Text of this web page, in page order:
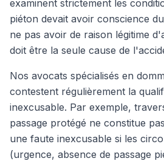
examinent strictement les
piéton devait avoir conscience
ne pas avoir de raison légitime
doit être la seule cause de
Nos avocats spécialisés en
contestent régulièrement la
inexcusable. Par exemple,
passage protégé ne constitue
une faute inexcusable si les
(urgence, absence de passage